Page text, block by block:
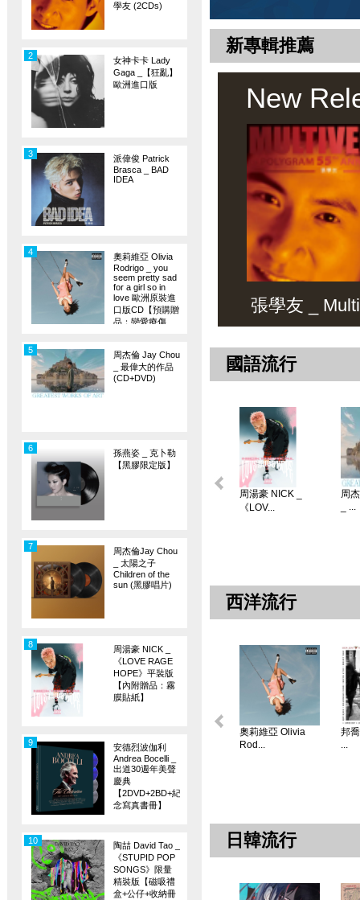
學友 (2CDs)
女神卡卡 Lady
Gaga _【狂亂】
歐洲進口版
2
派偉俊 Patrick
Brasca _ BAD
IDEA
3
奧莉維亞 Olivia
Rodrigo _ you
seem pretty sad
for a girl so in
love 歐洲原裝進
口版CD【預購贈
品：戀愛療傷
4
周杰倫 Jay Chou
_ 最偉大的作品
(CD+DVD)
5
孫燕姿 _ 克卜勒
【黑膠限定版】
6
周杰倫Jay Chou
_ 太陽之子
Children of the
sun (黑膠唱片)
7
周湯豪 NICK _
《LOVE RAGE
HOPE》平裝版
【內附贈品：霧
膜貼紙】
8
安德烈波伽利
Andrea Bocelli _
出道30週年美聲
慶典
【2DVD+2BD+紀
念寫真書冊】
9
陶喆 David Tao _
《STUPID POP
SONGS》限量
精裝版【磁吸禮
盒+公仔+收納冊
10
新專輯推薦
New
張學友 _
國語流行
周湯豪 NICK _
《LOV...
周
_ ...
西洋流行
奧莉維亞 Olivia
Rod...
邦
...
日韓流行